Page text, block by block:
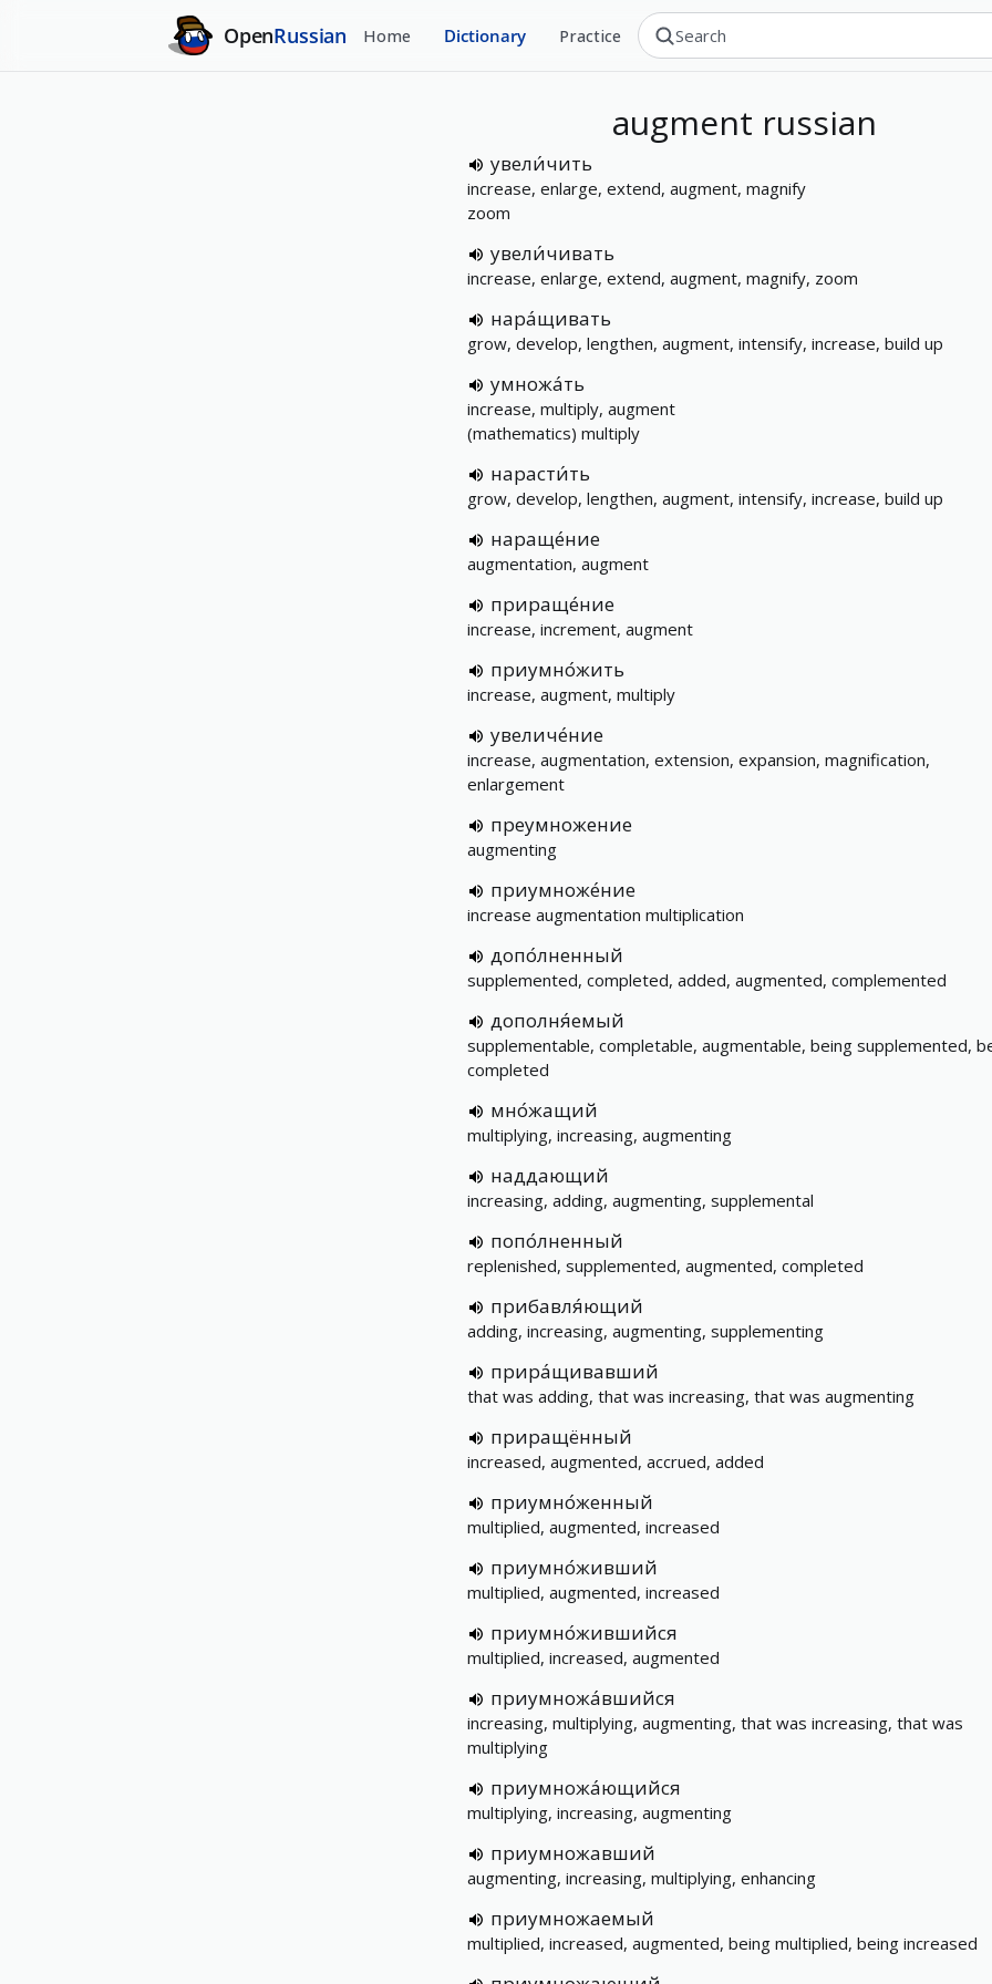
OpenRussian Home Dictionary Practice
augment russian
увели́чить
increase, enlarge, extend, augment, magnify
zoom
увели́чивать
increase, enlarge, extend, augment, magnify, zoom
нара́щивать
grow, develop, lengthen, augment, intensify, increase, build up
умножа́ть
increase, multiply, augment
(mathematics) multiply
нарасти́ть
grow, develop, lengthen, augment, intensify, increase, build up
нараще́ние
augmentation, augment
прираще́ние
increase, increment, augment
приумно́жить
increase, augment, multiply
увеличе́ние
increase, augmentation, extension, expansion, magnification,
enlargement
преумножение
augmenting
приумноже́ние
increase augmentation multiplication
допо́лненный
supplemented, completed, added, augmented, complemented
дополня́емый
supplementable, completable, augmentable, being supplemented,
completed
мно́жащий
multiplying, increasing, augmenting
наддающий
increasing, adding, augmenting, supplemental
попо́лненный
replenished, supplemented, augmented, completed
прибавля́ющий
adding, increasing, augmenting, supplementing
прира́щивавший
that was adding, that was increasing, that was augmenting
приращённый
increased, augmented, accrued, added
приумно́женный
multiplied, augmented, increased
приумно́живший
multiplied, augmented, increased
приумно́жившийся
multiplied, increased, augmented
приумножа́вшийся
increasing, multiplying, augmenting, that was increasing, that was
multiplying
приумножа́ющийся
multiplying, increasing, augmenting
приумножавший
augmenting, increasing, multiplying, enhancing
приумножаемый
multiplied, increased, augmented, being multiplied, being increased